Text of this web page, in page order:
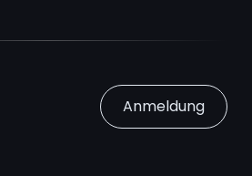
Anmeldung